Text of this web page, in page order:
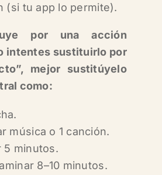
(si tu app lo permite).
por una acción
intentes sustituirlo por
mejor sustitúyelo
como:
música o 1 canción.
5 minutos.
8–10 minutos.